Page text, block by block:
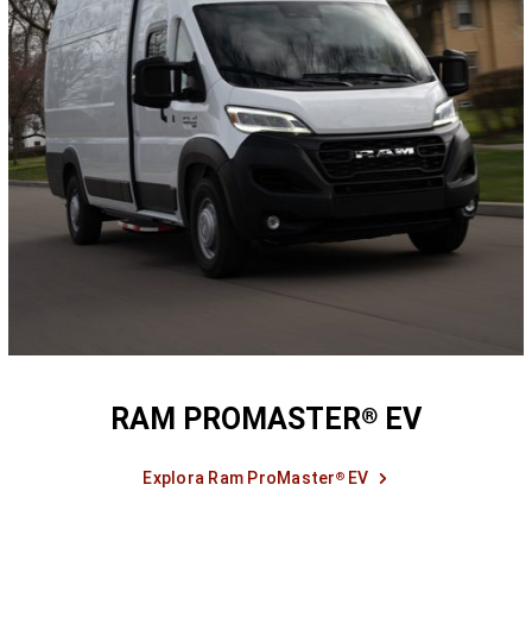
RAM PROMASTER® EV
Explora Ram ProMaster®EV